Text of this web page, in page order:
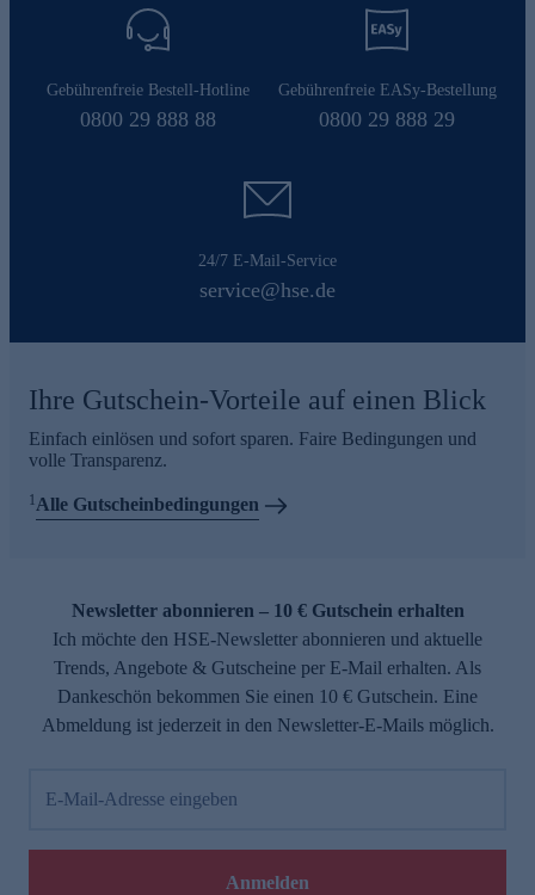
Gebührenfreie Bestell-Hotline
0800 29 888 88
Gebührenfreie EASy-Bestellung
0800 29 888 29
24/7 E-Mail-Service
service@hse.de
Ihre Gutschein-Vorteile auf einen Blick
Einfach einlösen und sofort sparen. Faire Bedingungen und
volle Transparenz.
1Alle Gutscheinbedingungen
Newsletter abonnieren – 10 € Gutschein erhalten
Ich möchte den HSE-Newsletter abonnieren und aktuelle
Trends, Angebote & Gutscheine per E-Mail erhalten. Als
Dankeschön bekommen Sie einen 10 € Gutschein. Eine
Abmeldung ist jederzeit in den Newsletter-E-Mails möglich.
E-Mail-Adresse eingeben
Anmelden